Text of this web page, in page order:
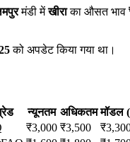
मंडी मेंखीराका औसत भाव
को अपडेट किया गया था।
न्यूनतम अधिकतम मॉडल
₹3,000 ₹3,500 ₹